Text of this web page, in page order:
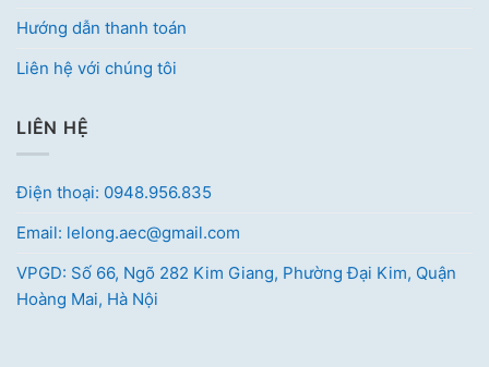
Hướng dẫn thanh toán
Liên hệ với chúng tôi
LIÊN HỆ
Điện thoại: 0948.956.835
Email: lelong.aec@gmail.com
VPGD: Số 66, Ngõ 282 Kim Giang, Phường Đại Kim, Quận
Hoàng Mai, Hà Nội